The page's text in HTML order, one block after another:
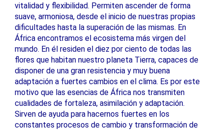
vitalidad y flexibilidad. Permiten ascender de forma
suave, armoniosa, desde el inicio de nuestras propias
dificultades hasta la superación de las mismas. En
África encontramos el ecosistema más virgen del
mundo. En él residen el diez por ciento de todas las
flores que habitan nuestro planeta Tierra, capaces de
disponer de una gran resistencia y muy buena
adaptación a fuertes cambios en el clima. Es por este
motivo que las esencias de África nos transmiten
cualidades de fortaleza, asimilación y adaptación.
Sirven de ayuda para hacernos fuertes en los
constantes procesos de cambio y transformación de